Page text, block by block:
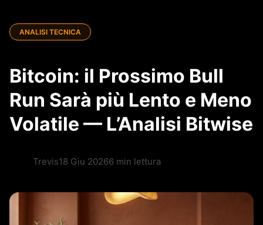
ANALISI TECNICA
Bitcoin: il Prossimo Bull
Run Sarà più Lento e Meno
Volatile — L’Analisi Bitwise
Trevis18 Giu 20266 min lettura